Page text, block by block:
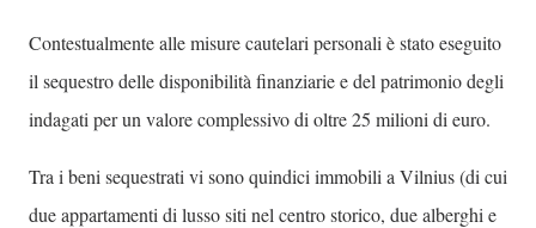
Contestualmente alle misure cautelari personali è stato eseguito
il sequestro delle disponibilità finanziarie e del patrimonio degli
indagati per un valore complessivo di oltre 25 milioni di euro.
Tra i beni sequestrati vi sono quindici immobili a Vilnius (di cui
due appartamenti di lusso siti nel centro storico, due alberghi e